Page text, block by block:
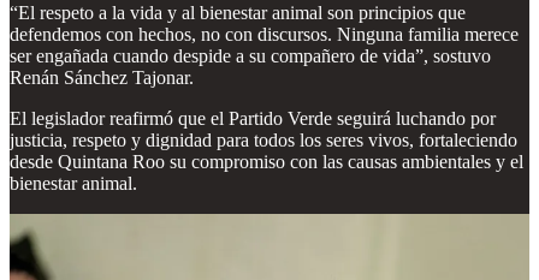
“El respeto a la vida y al bienestar animal son principios que
defendemos con hechos, no con discursos. Ninguna familia merece
ser engañada cuando despide a su compañero de vida”, sostuvo
Renán Sánchez Tajonar.
El legislador reafirmó que el Partido Verde seguirá luchando por
justicia, respeto y dignidad para todos los seres vivos, fortaleciendo
desde Quintana Roo su compromiso con las causas ambientales y el
bienestar animal.